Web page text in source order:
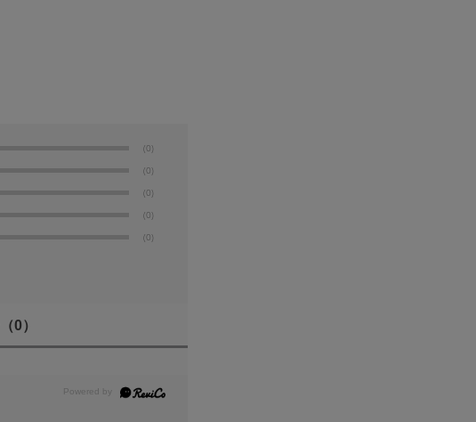
(0)
(0)
(0)
(0)
(0)
（0）